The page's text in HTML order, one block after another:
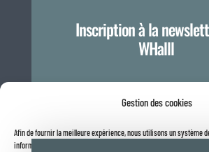
Gestion des cookies
Afin de fournir la meilleure expérience, nous utilisons un système
informations sur votre navigateur internet. Le fait de consentir à
Inscription à la
WHalll
Je m'inscris